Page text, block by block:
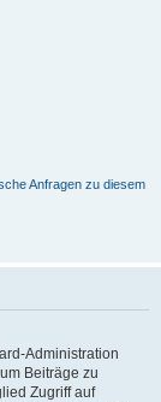
Anfragen zu diesem
Administration
Beiträge zu
Zugriff auf